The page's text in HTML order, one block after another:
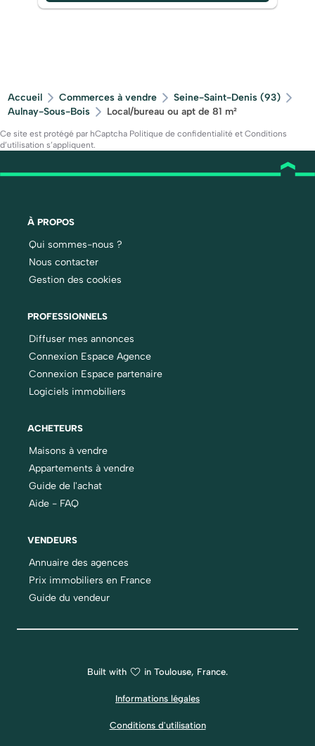
Accueil Commerces à vendre
Seine-Saint-Denis (93)
Aulnay-Sous-Bois
Local/bureau ou apt de 81 m²
Ce site est protégé par hCaptcha Politique de confidentialité et Conditions
d’utilisation s’appliquent.
À PROPOS
Qui sommes-nous ?
Nous contacter
Gestion des cookies
PROFESSIONNELS
Diffuser mes annonces
Connexion Espace Agence
Connexion Espace partenaire
Logiciels immobiliers
ACHETEURS
Maisons à vendre
Appartements à vendre
Guide de l'achat
Aide - FAQ
VENDEURS
Annuaire des agences
Prix immobiliers en France
Guide du vendeur
Built with in Toulouse, France.
Informations légales
Conditions d'utilisation